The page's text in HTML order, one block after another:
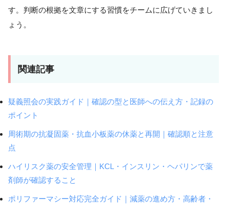
す。判断の根拠を文章にする習慣をチームに広げていきまし
ょう。
関連記事
疑義照会の実践ガイド｜確認の型と医師への伝え方・記録の
ポイント
周術期の抗凝固薬・抗血小板薬の休薬と再開｜確認順と注意
点
ハイリスク薬の安全管理｜KCL・インスリン・ヘパリンで薬
剤師が確認すること
ポリファーマシー対応完全ガイド｜減薬の進め方・高齢者・